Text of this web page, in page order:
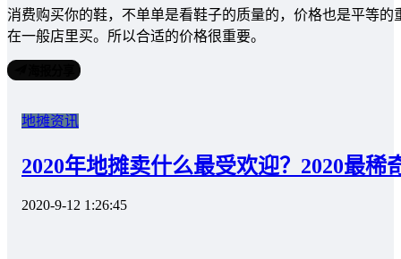
消费购买你的鞋，不单单是看鞋子的质量的，价格也是平等
在一般店里买。所以合适的价格很重要。
地摊资讯
2020年地摊卖什么最受欢迎？2020最稀
2020-9-12 1:26:45